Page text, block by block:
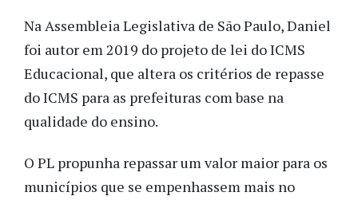
Na Assembleia Legislativa de São Paulo, Daniel
foi autor em 2019 do projeto de lei do ICMS
Educacional, que altera os critérios de repasse
do ICMS para as prefeituras com base na
qualidade do ensino.
O PL propunha repassar um valor maior para os
municípios que se empenhassem mais no